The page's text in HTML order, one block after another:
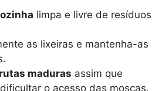
limpa e livre de resíduos
as lixeiras e mantenha-as
maduras assim que
o acesso das moscas.